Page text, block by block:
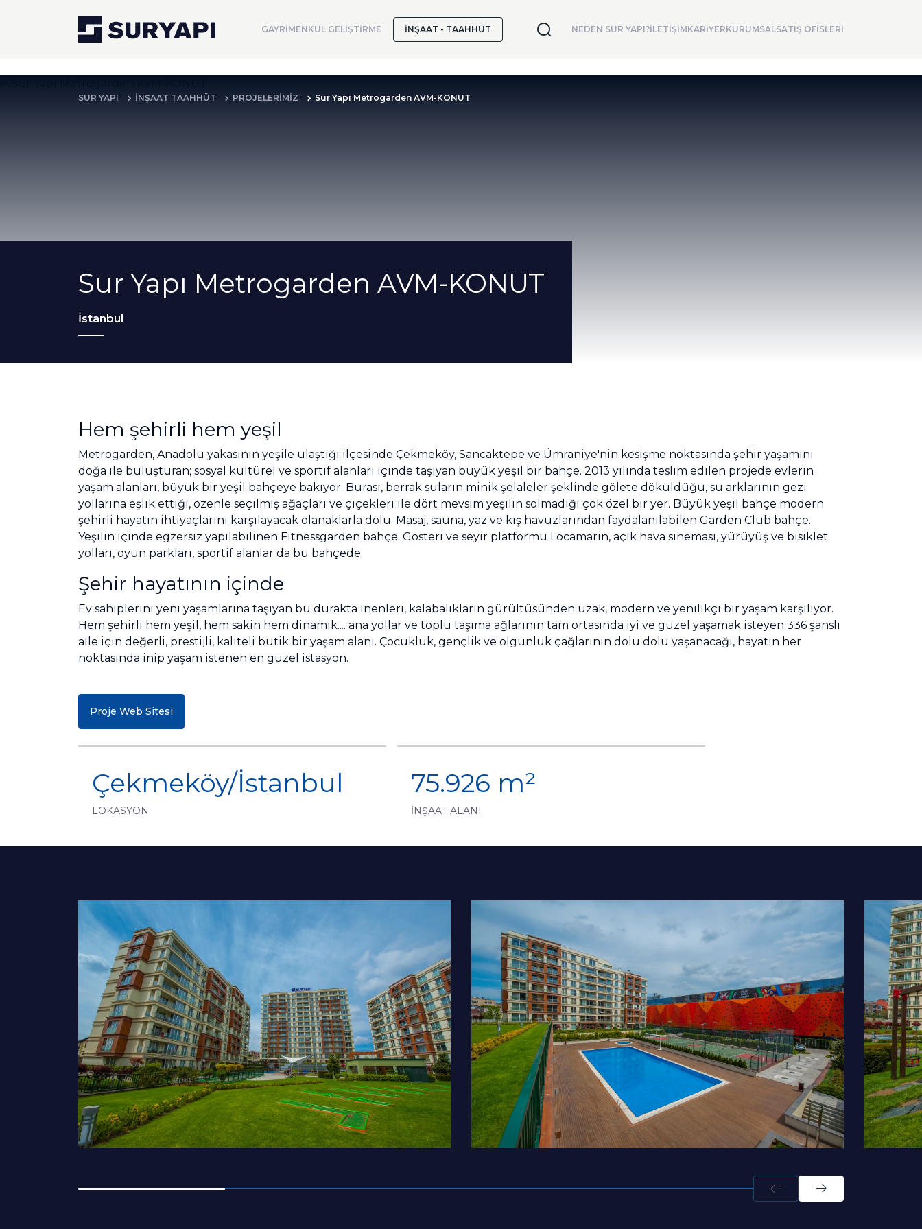
GAYRİMENKUL GELİŞTİRME İNŞAAT - TAAHHÜT NEDEN SUR YAPI?İLETİŞİMKARİYERKURUMSALSATIŞ OFİSLERİ
SUR YAPI İNŞAAT TAAHHÜT PROJELERİMİZ Sur Yapı Metrogarden AVM-KONUT
Sur Yapı Metrogarden AVM-KONUT
İstanbul
Hem şehirli hem yeşil
Metrogarden, Anadolu yakasının yeşile ulaştığı ilçesinde Çekmeköy, Sancaktepe ve Ümraniye'nin kesişme noktasında şehir yaşamını
doğa ile buluşturan; sosyal kültürel ve sportif alanları içinde taşıyan büyük yeşil bir bahçe. 2013 yılında teslim edilen projede evlerin
yaşam alanları, büyük bir yeşil bahçeye bakıyor. Burası, berrak suların minik şelaleler şeklinde gölete döküldüğü, su arklarının gezi
yollarına eşlik ettiği, özenle seçilmiş ağaçları ve çiçekleri ile dört mevsim yeşilin solmadığı çok özel bir yer. Büyük yeşil bahçe modern
şehirli hayatın ihtiyaçlarını karşılayacak olanaklarla dolu. Masaj, sauna, yaz ve kış havuzlarından faydalanılabilen Garden Club bahçe.
Yeşilin içinde egzersiz yapılabilinen Fitnessgarden bahçe. Gösteri ve seyir platformu Locamarin, açık hava sineması, yürüyüş ve bisiklet
yolları, oyun parkları, sportif alanlar da bu bahçede.
Şehir hayatının içinde
Ev sahiplerini yeni yaşamlarına taşıyan bu durakta inenleri, kalabalıkların gürültüsünden uzak, modern ve yenilikçi bir yaşam karşılıyor.
Hem şehirli hem yeşil, hem sakin hem dinamik.... ana yollar ve toplu taşıma ağlarının tam ortasında iyi ve güzel yaşamak isteyen 336 şanslı
aile için değerli, prestijli, kaliteli butik bir yaşam alanı. Çocukluk, gençlik ve olgunluk çağlarının dolu dolu yaşanacağı, hayatın her
noktasında inip yaşam istenen en güzel istasyon.
Proje Web Sitesi
Çekmeköy/İstanbul
LOKASYON
75.926 m²
İNŞAAT ALANI